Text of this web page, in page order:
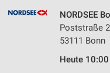
NORDSEE
Poststraße
53111 Bonn
Heute